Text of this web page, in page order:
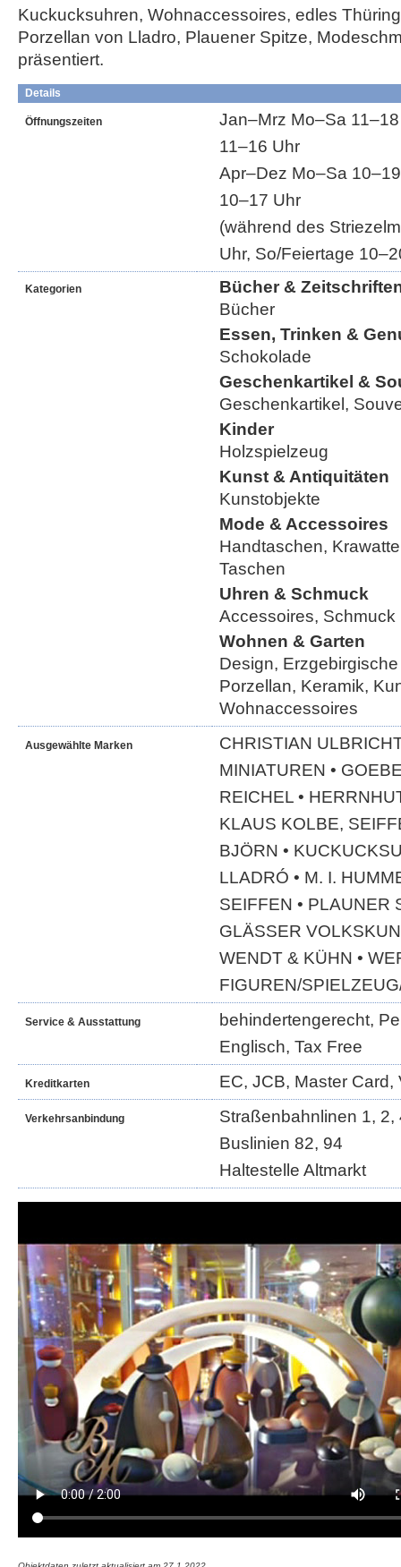
Kuckucksuhren, Wohnaccessoires, edles
Porzellan von Lladro, Plauener Spitze,
präsentiert.
Details
Öffnungszeiten
Jan–Mrz Mo–Sa
11–16 Uhr
Apr–Dez Mo–Sa
10–17 Uhr
(während des
Uhr, So/Feiertage
Kategorien
Bücher &
Bücher
Essen, Trinken &
Schokolade
Geschenkartikel &
Geschenkartikel,
Kinder
Holzspielzeug
Kunst & Antiquitäten
Kunstobjekte
Mode & Accessoires
Handtaschen,
Taschen
Uhren & Schmuck
Accessoires, Schmuck
Wohnen & Garten
Design,
Porzellan, Keramik,
Wohnaccessoires
Ausgewählte Marken
CHRISTIAN
MINIATUREN •
REICHEL •
KLAUS KOLBE,
BJÖRN •
LLADRÓ • M. I.
SEIFFEN • PLAUNER
GLÄSSER
WENDT & KÜHN •
FIGUREN/
Service & Ausstattung
behindertengerecht,
Englisch, Tax Free
Kreditkarten EC, JCB, Master Card,
Verkehrsanbindung
Straßenbahnlinen 1, 2,
Buslinien 82, 94
Haltestelle Altmarkt